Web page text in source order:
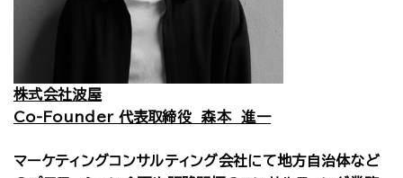
株式会社波屋
Co-Founder 代表取締役 森本 進一
マーケティングコンサルティング会社にて地方自治体など